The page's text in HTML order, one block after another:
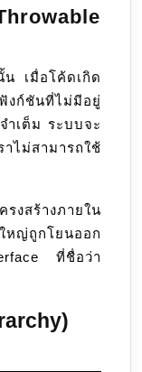
น เมื่อโค้ดเกิด
งก์ชันที่ไม่มีอยู่
ำเต็ม ระบบจะ
ม่สามารถใช้
งสร้างภายใน
หญ่ถูกโยนออก
ที่ชื่อว่า